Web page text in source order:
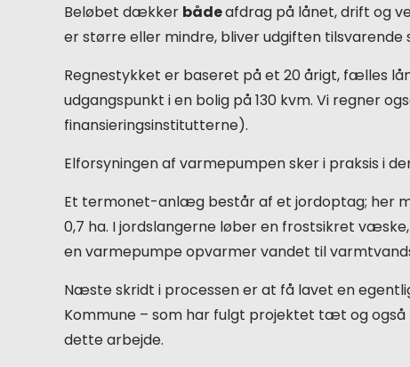
Beløbet dækker bådeafdrag på lånet, drift og
er større eller mindre, bliver udgiften
Regnestykket er baseret på et 20 årigt, fælles
udgangspunkt i en bolig på 130 kvm. Vi regner
finansieringsinstitutterne).
Elforsyningen af varmepumpen sker i praksis i
Et termonet-anlæg består af et jordoptag; her
0,7 ha. I jordslangerne løber en frostsikret
en varmepumpe opvarmer vandet til
Næste skridt i processen er at få lavet en
Kommune – som har fulgt projektet tæt og
dette arbejde.